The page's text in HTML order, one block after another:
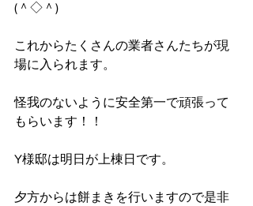
(＾◇＾)
これからたくさんの業者さんたちが現
場に入られます。
怪我のないように安全第一で頑張って
もらいます！！
Y様邸は明日が上棟日です。
夕方からは餅まきを行いますので是非